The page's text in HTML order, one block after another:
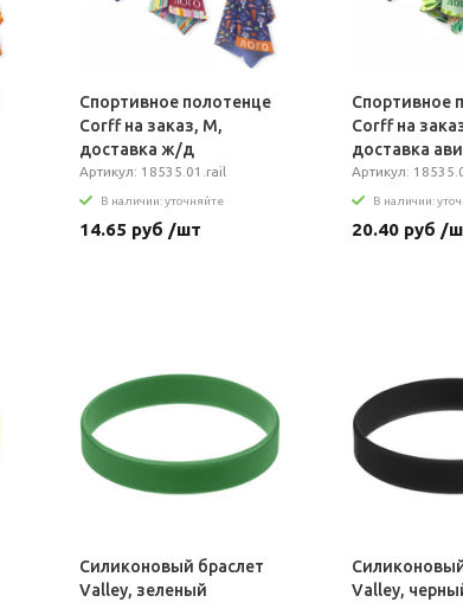
Спортивное полотенце
Сorff на заказ, M,
доставка ж/д
Артикул: 18535.01.rail
В наличии: уточняйте
14.65 руб /шт
Спортивное
Сorff на
доставка
Артикул:
В наличии:
20.40 руб /
Силиконовый браслет
Valley, зеленый
Valley,